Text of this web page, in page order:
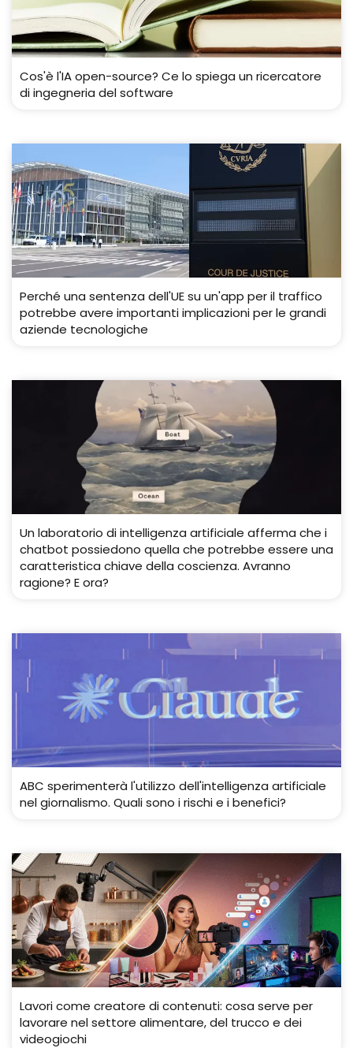
Cos'è l'IA open-source? Ce lo spiega un ricercatore
di ingegneria del software
Perché una sentenza dell'UE su un'app per il traffico
potrebbe avere importanti implicazioni per le grandi
aziende tecnologiche
Un laboratorio di intelligenza artificiale afferma che i
chatbot possiedono quella che potrebbe essere una
caratteristica chiave della coscienza. Avranno
ragione? E ora?
ABC sperimenterà l'utilizzo dell'intelligenza artificiale
nel giornalismo. Quali sono i rischi e i benefici?
Lavori come creatore di contenuti: cosa serve per
lavorare nel settore alimentare, del trucco e dei
videogiochi